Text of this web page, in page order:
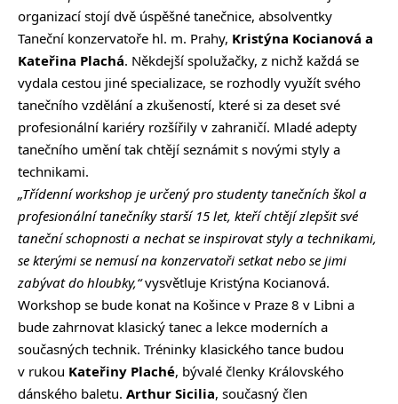
organizací stojí dvě úspěšné tanečnice, absolventky
Taneční konzervatoře hl. m. Prahy, Kristýna Kocianová a
Kateřina Plachá. Někdejší spolužačky, z nichž každá se
vydala cestou jiné specializace, se rozhodly využít svého
tanečního vzdělání a zkušeností, které si za deset své
profesionální kariéry rozšířily v zahraničí. Mladé adepty
tanečního umění tak chtějí seznámit s novými styly a
technikami.
„Třídenní workshop je určený pro studenty tanečních škol a
profesionální tanečníky starší 15 let, kteří chtějí zlepšit své
taneční schopnosti a nechat se inspirovat styly a technikami,
se kterými se nemusí na konzervatoři setkat nebo se jimi
zabývat do hloubky,“vysvětluje Kristýna Kocianová.
Workshop se bude konat na Košince v Praze 8 v Libni a
bude zahrnovat klasický tanec a lekce moderních a
současných technik. Tréninky klasického tance budou
v rukou Kateřiny Plaché, bývalé členky Královského
dánského baletu. Arthur Sicilia, současný člen